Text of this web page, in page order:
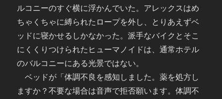
ルコニーのすぐ横に浮かんでいた。アレックスはめ
ちゃくちゃに縛られたロープを外し、とりあえずベ
ッドに寝かせるしかなかった。派手なバイクとそこ
にくくりつけられたヒューマノイドは、通常ホテル
のバルコニーにある光景ではない。
ベッドが「体調不良を感知しました。薬を処方し
ますか？不要な場合は音声で拒否願います。体調不